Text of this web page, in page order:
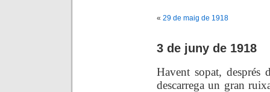
« 29 de maig de 1918
3 de juny de 1918
Havent sopat, després
descarrega un gran